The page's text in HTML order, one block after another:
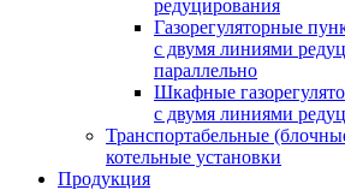
редуцирования
Газорегуляторные
с двумя линиями
параллельно
Шкафные
c двумя линиями
Транспортабельные
котельные установки
Продукция